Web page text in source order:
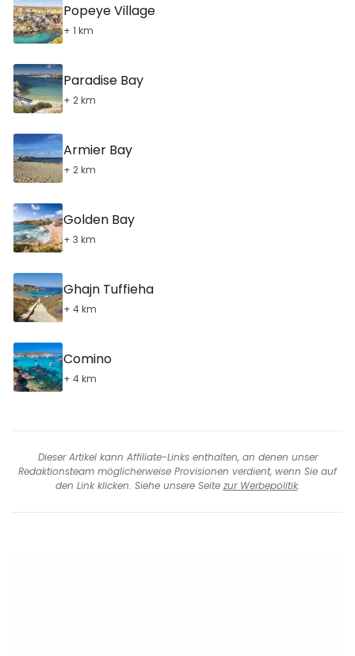
Popeye Village
+ 1 km
Paradise Bay
+ 2 km
Armier Bay
+ 2 km
Golden Bay
+ 3 km
Ghajn Tuffieha
+ 4 km
Comino
+ 4 km
Dieser Artikel kann Affiliate-Links enthalten, an denen unser
Redaktionsteam möglicherweise Provisionen verdient, wenn Sie auf
den Link klicken. Siehe unsere Seite zur Werbepolitik.